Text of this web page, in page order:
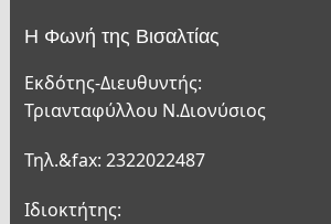
Η Φωνή της Βισαλτίας
Εκδότης-Διευθυντής:
Τριανταφύλλου Ν.Διονύσιος
Τηλ.&fax: 2322022487
Ιδιοκτήτης: